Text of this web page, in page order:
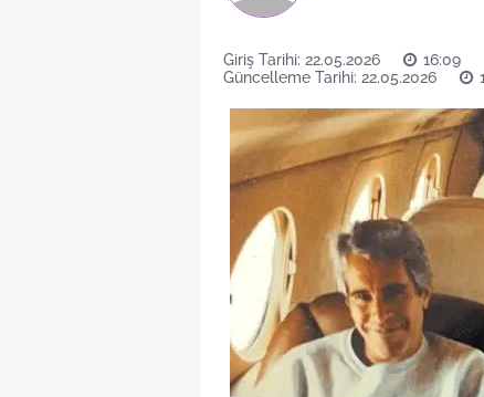
Giriş Tarihi: 22.05.2026
16:09
Güncelleme Tarihi: 22.05.2026